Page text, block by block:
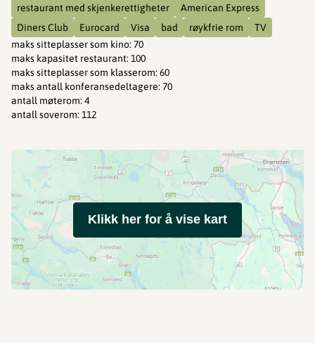
restaurant med skjenkerettigheter
American Express
Diners Club
Eurocard Visa bad røykfrie rom
TV
maks sitteplasser som kino: 70
maks kapasitet restaurant: 100
maks sitteplasser som klasserom: 60
maks antall konferansedeltagere: 70
antall møterom: 4
antall soverom: 112
Klikk her for å vise kart